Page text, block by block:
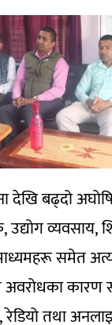
देखि बढ्दो
व्यवसाय,
समेत
कारण
रेडियो तथा